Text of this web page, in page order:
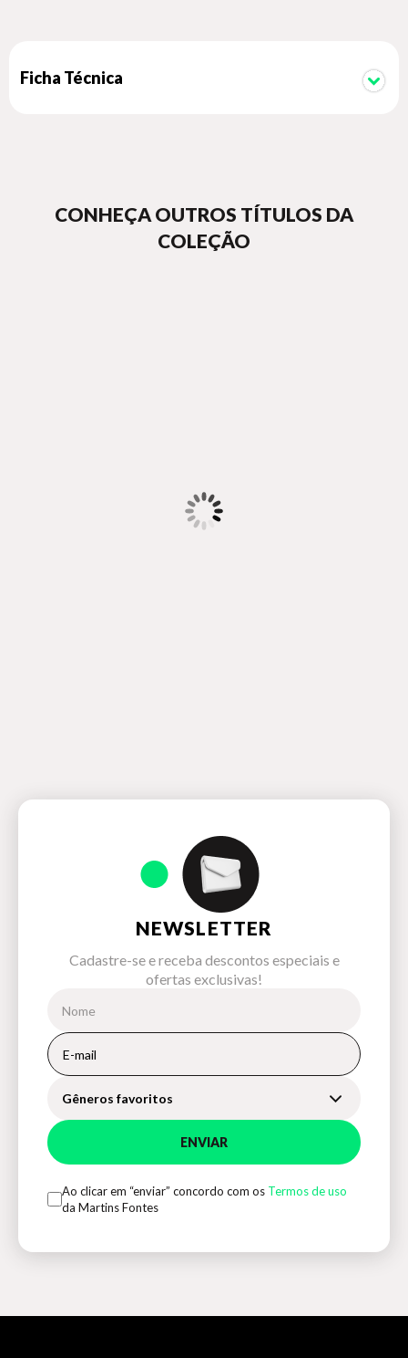
Ficha Técnica
CONHEÇA OUTROS TÍTULOS DA
COLEÇÃO
NEWSLETTER
Cadastre-se e receba descontos especiais e
ofertas exclusivas!
Gêneros favoritos
ENVIAR
Ao clicar em “enviar” concordo com os Termos de uso
da Martins Fontes